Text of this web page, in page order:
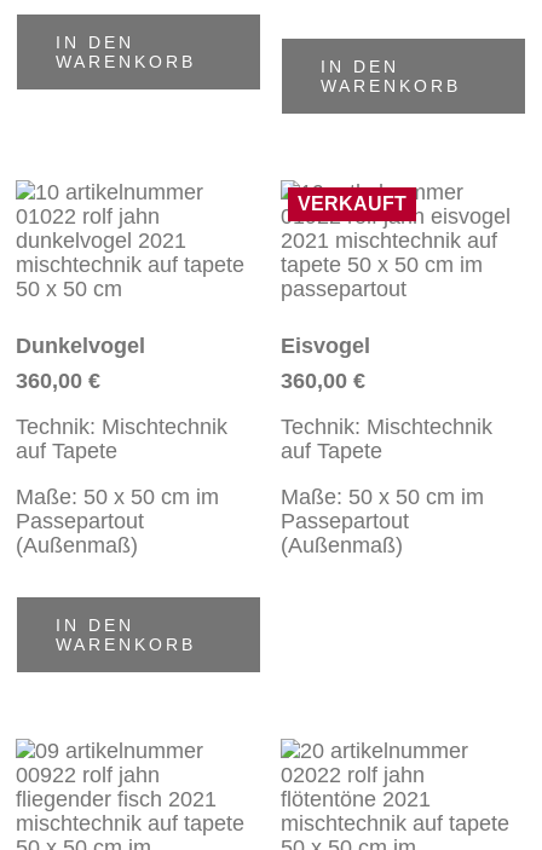
IN DEN
WARENKORB
IN DEN
WARENKORB
Dunkelvogel
360,00€
Technik: Mischtechnik
auf Tapete
Maße: 50 x 50 cm im
Passepartout
(Außenmaß)
IN DEN
WARENKORB
VERKAUFT
Eisvogel
360,00€
Technik: Mischtechnik
auf Tapete
Maße: 50 x 50 cm im
Passepartout
(Außenmaß)